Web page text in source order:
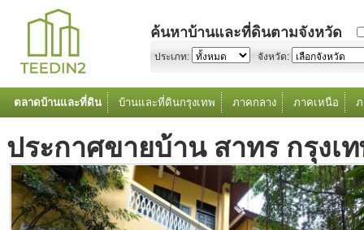
ค้นหาบ้านและที่ดินตามจังหวัด
ประเภท: จังหวัด:
ตลาดบ้านและที่ดิน บ้านและที่ดินกรุงเทพ ภาคกลาง ภาคเหนือ
ประกาศขายบ้าน สาทร กรุงเ